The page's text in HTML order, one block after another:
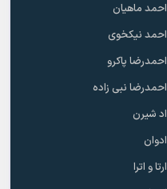
احمد ماهیان
احمد نیکخوی
احمدرضا پاکرو
احمدرضا نبی زاده
اد شیرن
ادوان
ارتا و اترا